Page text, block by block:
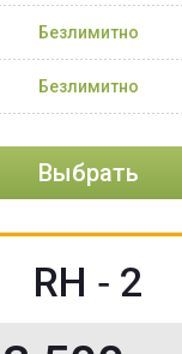
Безлимитно
Безлимитно
Выбрать
RH ‐ 2